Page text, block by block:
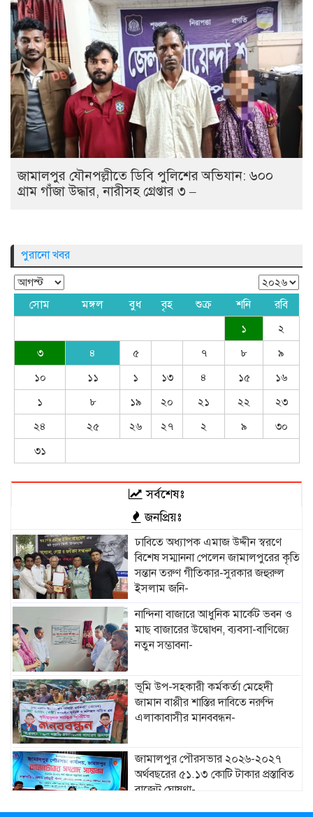
জামালপুর যৌনপল্লীতে ডিবি পুলিশের অভিযান: ৬০০
গ্রাম গাঁজা উদ্ধার, নারীসহ গ্রেপ্তার ৩ –
পুরানো খবর
সোম মঙ্গল বুধ বৃহ শুক্র শনি রবি
১
২
৩
৪ ৫ ৭ ৮
৯
১০
১১ ১ ১৩ ৪ ১৫
১৬
১
৮ ১৯ ২০ ২১ ২২
২৩
২৪
২৫ ২৬ ২৭ ২ ৯
৩০
৩১
সর্বশেষঃ
জনপ্রিয়ঃ
ঢাবিতে অধ্যাপক এমাজ উদ্দীন স্বরণে
বিশেষ সম্মাননা পেলেন জামালপুরের কৃতি
সন্তান তরুণ গীতিকার-সুরকার জহুরুল
ইসলাম জনি-
নান্দিনা বাজারে আধুনিক মার্কেট ভবন ও
মাছ বাজারের উদ্বোধন, ব্যবসা-বাণিজ্যে
নতুন সম্ভাবনা-
ভূমি উপ-সহকারী কর্মকর্তা মেহেদী
জামান বাপ্পীর শাস্তির দাবিতে নরুন্দি
এলাকাবাসীর মানববন্ধন-
জামালপুর পৌরসভার ২০২৬-২০২৭
অর্থবছরের ৫১.১৩ কোটি টাকার প্রস্তাবিত
বাজেট ঘোষণা-